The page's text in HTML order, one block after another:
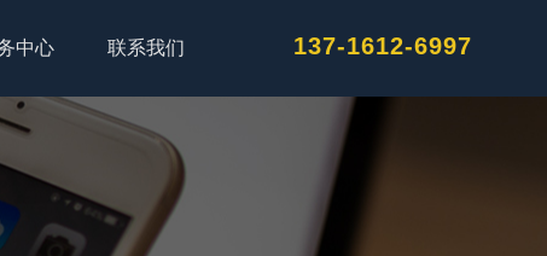
中心 联系我们 137-1612-6997